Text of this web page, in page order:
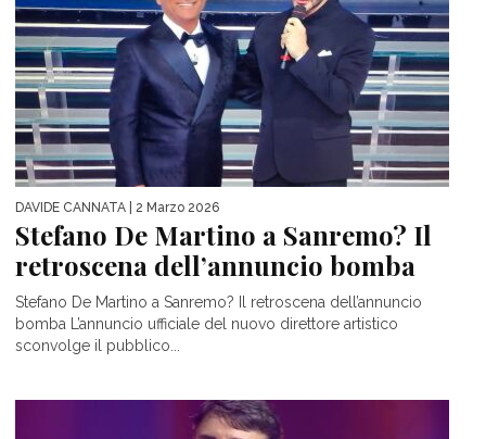
DAVIDE CANNATA | 2 Marzo 2026
Stefano De Martino a Sanremo? Il
retroscena dell’annuncio bomba
Stefano De Martino a Sanremo? Il retroscena dell’annuncio
bomba L’annuncio ufficiale del nuovo direttore artistico
sconvolge il pubblico...